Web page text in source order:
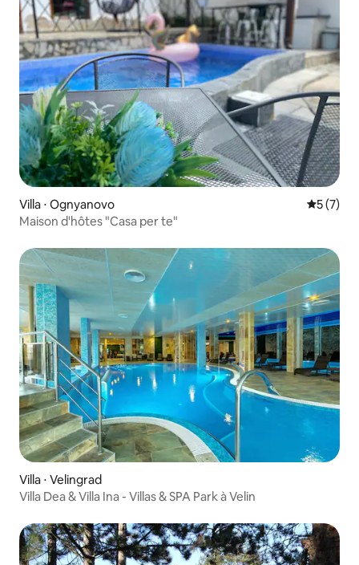
Villa ⋅ Ognyanovo
5 (7)
Maison d'hôtes "Casa per te"
Villa ⋅ Velingrad
Villa Dea & Villa Ina - Villas & SPA Park à Velin